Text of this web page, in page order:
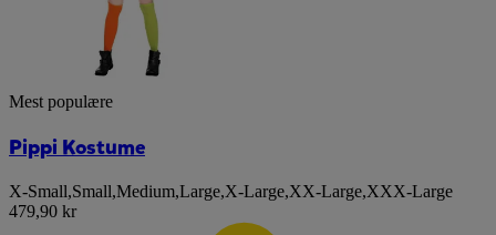
Mest populære
Pippi Kostume
X-Small,Small,Medium,Large,X-Large,XX-Large,XXX-Large
479,90 kr